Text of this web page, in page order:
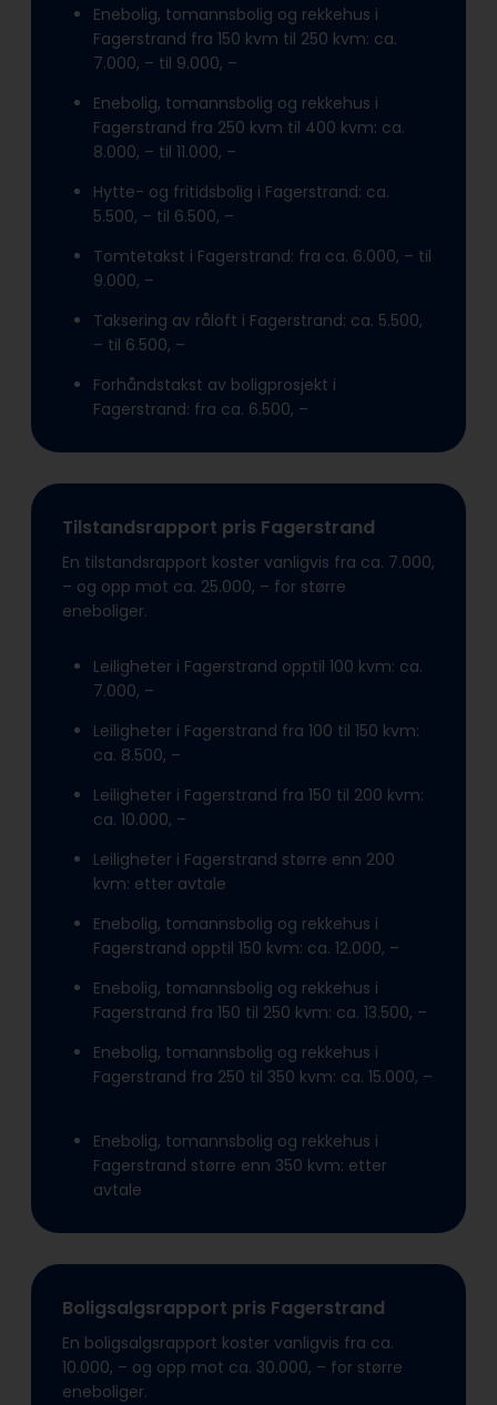
Enebolig, tomannsbolig og rekkehus i
Fagerstrand fra 150 kvm til 250 kvm: ca.
7.000, – til 9.000, –
Enebolig, tomannsbolig og rekkehus i
Fagerstrand fra 250 kvm til 400 kvm: ca.
8.000, – til 11.000, –
Hytte- og fritidsbolig i Fagerstrand: ca.
5.500, – til 6.500, –
Tomtetakst i Fagerstrand: fra ca. 6.000, – til
9.000, –
Taksering av råloft i Fagerstrand: ca. 5.500,
– til 6.500, –
Forhåndstakst av boligprosjekt i
Fagerstrand: fra ca. 6.500, –
Tilstandsrapport pris Fagerstrand
En tilstandsrapport koster vanligvis fra ca. 7.000,
– og opp mot ca. 25.000, – for større
eneboliger.
Leiligheter i Fagerstrand opptil 100 kvm: ca.
7.000, –
Leiligheter i Fagerstrand fra 100 til 150 kvm:
ca. 8.500, –
Leiligheter i Fagerstrand fra 150 til 200 kvm:
ca. 10.000, –
Leiligheter i Fagerstrand større enn 200
kvm: etter avtale
Enebolig, tomannsbolig og rekkehus i
Fagerstrand opptil 150 kvm: ca. 12.000, –
Enebolig, tomannsbolig og rekkehus i
Fagerstrand fra 150 til 250 kvm: ca. 13.500, –
Enebolig, tomannsbolig og rekkehus i
Fagerstrand fra 250 til 350 kvm: ca. 15.000, –
Enebolig, tomannsbolig og rekkehus i
Fagerstrand større enn 350 kvm: etter
avtale
Boligsalgsrapport pris Fagerstrand
En boligsalgsrapport koster vanligvis fra ca.
10.000, – og opp mot ca. 30.000, – for større
eneboliger.